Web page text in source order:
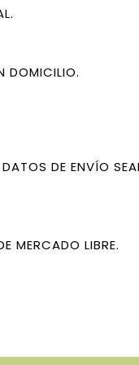
DOMICILIO.
DE ENVÍO
MERCADO LIBRE.